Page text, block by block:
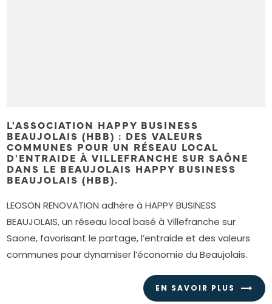
L'ASSOCIATION HAPPY BUSINESS
BEAUJOLAIS (HBB) : DES VALEURS
COMMUNES POUR UN RÉSEAU LOCAL
D'ENTRAIDE À VILLEFRANCHE SUR SAÔNE
DANS LE BEAUJOLAIS HAPPY BUSINESS
BEAUJOLAIS (HBB).
LEOSON RENOVATION adhère à HAPPY BUSINESS
BEAUJOLAIS, un réseau local basé à Villefranche sur
Saone, favorisant le partage, l’entraide et des valeurs
communes pour dynamiser l’économie du Beaujolais.
EN SAVOIR PLUS